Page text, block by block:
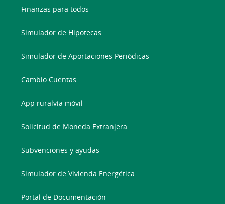
Finanzas para todos
Simulador de Hipotecas
Simulador de Aportaciones Periódicas
Cambio Cuentas
App ruralvía móvil
Solicitud de Moneda Extranjera
Subvenciones y ayudas
Simulador de Vivienda Energética
Portal de Documentación